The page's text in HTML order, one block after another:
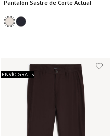
Pantalón Sastre de Corte Actual
ENVÍO GRATIS